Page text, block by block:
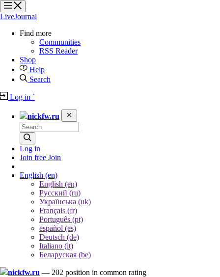
?
?
?
?
LiveJournal
Find more
Communities
RSS Reader
Shop
Help
Search
Log in `
nickfw.ru
Log in
Join free Join
English (en)
English (en)
Русский (ru)
Українська (uk)
Français (fr)
Português (pt)
español (es)
Deutsch (de)
Italiano (it)
Беларуская (be)
nickfw.ru — 202 position in common rating